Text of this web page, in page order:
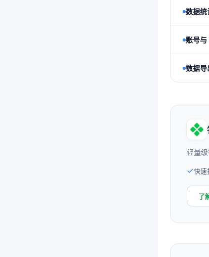
数据统
账号与
数据导
轻量
快速
了